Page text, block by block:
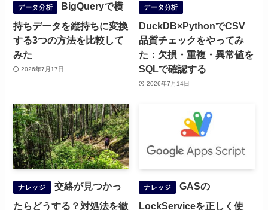
データ分析
BigQueryで横
持ちデータを縦持ちに変換
する3つの方法を比較して
みた
2026年7月17日
データ分析
DuckDB×PythonでCSV
品質チェックをやってみ
た：欠損・重複・異常値を
SQLで確認する
2026年7月14日
ナレッジ
交絡が見つかっ
たらどうする？対処法を徹
ナレッジ
GASの
LockServiceを正しく使